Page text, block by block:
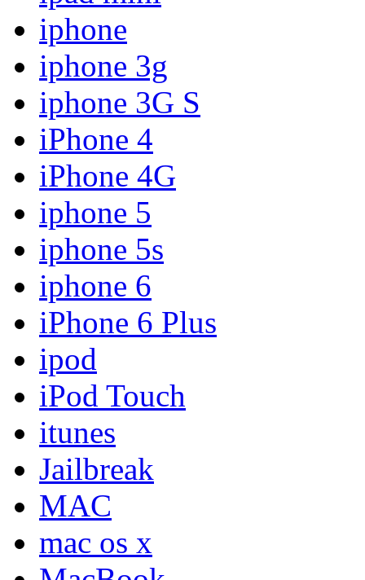
iphone
iphone 3g
iphone 3G S
iPhone 4
iPhone 4G
iphone 5
iphone 5s
iphone 6
iPhone 6 Plus
ipod
iPod Touch
itunes
Jailbreak
MAC
mac os x